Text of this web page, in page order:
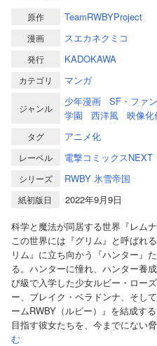
原作 TeamRWBYProject
漫画 スエカネクミコ
発行 KADOKAWA
カテゴリ マンガ
ジャンル
少年漫画 SF・ファ
学園
西洋風 映像化
タグ アニメ化
レーベル 電撃コミックスNEXT
シリーズ RWBY 氷雪帝国
紙初版日
2022年9月9日
科学と魔法が同居する世界『レム
この世界には『グリム』と呼ばれ
リム』に立ち向かう『ハンター』
る。ハンターに憧れ、ハンター養
び級で入学した少女ルビー・ロー
ー、ブレイク・ベラドンナ、そし
ームRWBY（ルビー）』を結成す
目指す彼女たちを、今までにな
む